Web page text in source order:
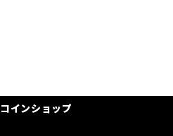
コインショップ